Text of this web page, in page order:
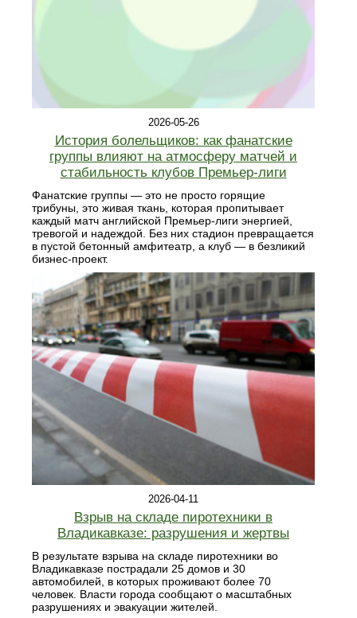
2026-05-26
История болельщиков: как фанатские
группы влияют на атмосферу матчей и
стабильность клубов Премьер-лиги
Фанатские группы — это не просто горящие
трибуны, это живая ткань, которая пропитывает
каждый матч английской Премьер-лиги энергией,
тревогой и надеждой. Без них стадион превращается
в пустой бетонный амфитеатр, а клуб — в безликий
бизнес-проект.
2026-04-11
Взрыв на складе пиротехники в
Владикавказе: разрушения и жертвы
В результате взрыва на складе пиротехники во
Владикавказе пострадали 25 домов и 30
автомобилей, в которых проживают более 70
человек. Власти города сообщают о масштабных
разрушениях и эвакуации жителей.